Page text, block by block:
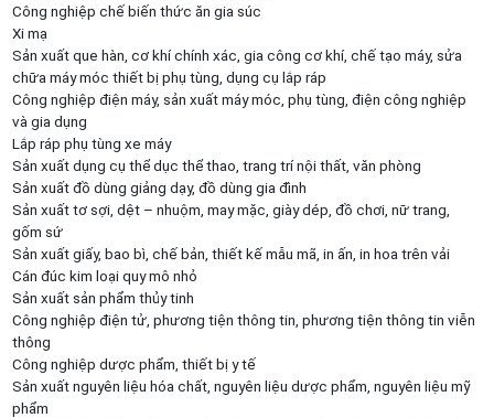
Công nghiệp chế biến thức ăn gia súc
Xi mạ
Sản xuất que hàn, cơ khí chính xác, gia công cơ khí, chế tạo máy, sửa
chữa máy móc thiết bị phụ tùng, dụng cụ lắp ráp
Công nghiệp điện máy, sản xuất máy móc, phụ tùng, điện công nghiệp
và gia dụng
Lắp ráp phụ tùng xe máy
Sản xuất dụng cụ thể dục thể thao, trang trí nội thất, văn phòng
Sản xuất đồ dùng giảng dạy, đồ dùng gia đình
Sản xuất tơ sợi, dệt – nhuộm, may mặc, giày dép, đồ chơi, nữ trang,
gốm sứ
Sản xuất giấy, bao bì, chế bản, thiết kế mẫu mã, in ấn, in hoa trên vải
Cán đúc kim loại quy mô nhỏ
Sản xuất sản phẩm thủy tinh
Công nghiệp điện tử, phương tiện thông tin, phương tiện thông tin viễn
thông
Công nghiệp dược phẩm, thiết bị y tế
Sản xuất nguyên liệu hóa chất, nguyên liệu dược phẩm, nguyên liệu mỹ
phẩm